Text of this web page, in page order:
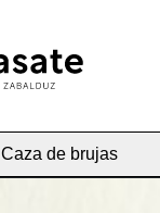
Caza de brujas